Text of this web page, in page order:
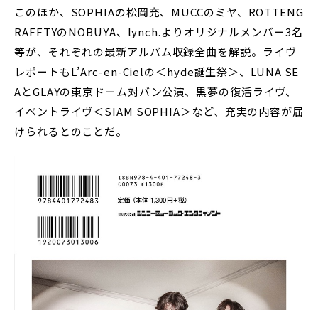
このほか、SOPHIAの松岡充、MUCCのミヤ、ROTTENG
RAFFTYのNOBUYA、lynch.よりオリジナルメンバー3名
等が、それぞれの最新アルバム収録全曲を解説。ライヴ
レポートもL’Arc-en-Cielの＜hyde誕生祭＞、LUNA SE
AとGLAYの東京ドーム対バン公演、黒夢の復活ライヴ、
イベントライヴ＜SIAM SOPHIA＞など、充実の内容が届
けられるとのことだ。